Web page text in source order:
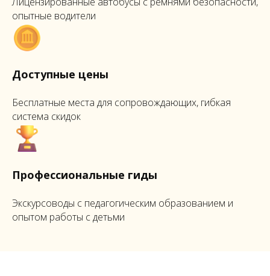
опытные водители
Доступные цены
Бесплатные места для сопровождающих, гибкая
система скидок
Профессиональные гиды
Экскурсоводы с педагогическим образованием и
опытом работы с детьми